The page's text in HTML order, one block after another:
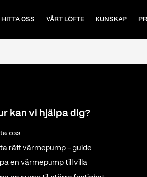
HITTA OSS VÅRT LÖFTE KUNSKAP
kan vi hjälpa dig?
oss
rätt värmepump - guide
en värmepump till villa